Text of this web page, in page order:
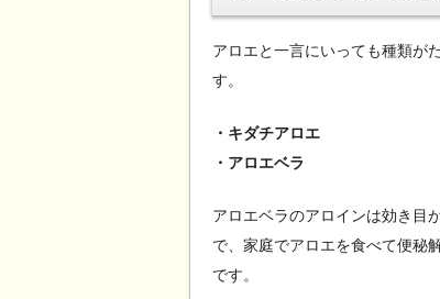
アロエと一言にいっても種類が
す。
・キダチアロエ
・アロエベラ
アロエベラのアロインは効き目
で、家庭でアロエを食べて便秘
です。